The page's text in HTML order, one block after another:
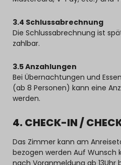
3.4 Schlussabrechnung
Die Schlussabrechnung ist
zahlbar.
3.5 Anzahlungen
Bei Übernachtungen und
(ab 8 Personen) kann eine
werden.
4. CHECK-IN /
Das Zimmer kann am
bezogen werden Auf Wunsch
nach Voranmeldung ab 13Uhr